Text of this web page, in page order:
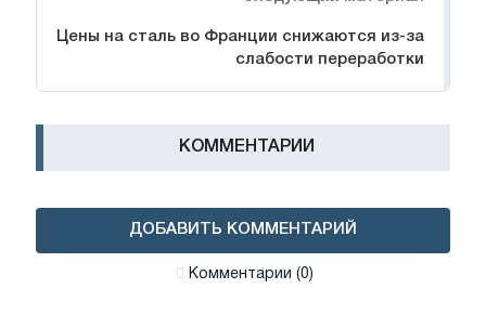
Цены на сталь во Франции снижаются из-за
слабости переработки
КОММЕНТАРИИ
ДОБАВИТЬ КОММЕНТАРИЙ
Комментарии (0)